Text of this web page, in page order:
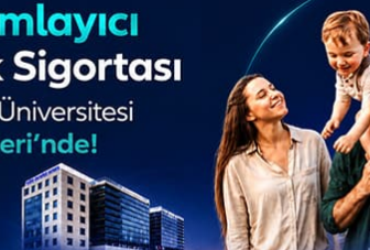
Tanı & Testler